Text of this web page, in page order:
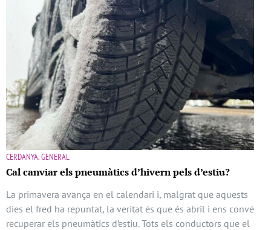
CERDANYA, GENERAL
Cal canviar els pneumàtics d’hivern pels d’estiu?
La primavera avança en el calendari i, malgrat que aquests
dies el fred ha repuntat, la veritat és que és abril i ens convé
recuperar els pneumàtics d’estiu. Tots els conductors que el